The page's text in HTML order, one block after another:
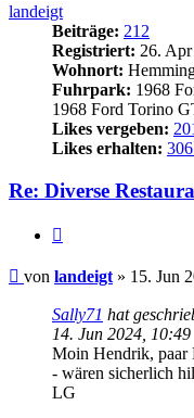
landeigt
Beiträge: 212
Registriert: 26.
Wohnort:
Fuhrpark: 1968
1968 Ford Torino
Likes vergeben:
Likes erhalten:
Re: Diverse
Beitrag
von landeigt » 15. Jun
Sally71 hat
14. Jun 2024, 10:49
Moin Hendrik, paar
- wären sicherlich
LG